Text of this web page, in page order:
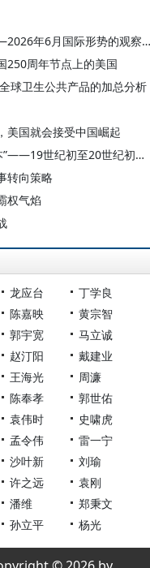
周力：变局中的世界秩序与中国方位——2026年6月国际形势的观察与思考
250周年节点上的美国
球卫生公共产品的加总分析
美国就会接受中国崛起
胡晔： 门罗主义：霸权主义的“恶劣范本”——19世纪初至20世纪初门罗主义的演变与实践
转向策略
权气焰
龙应台
丁学良
陈嘉映
黄宗智
郭宇宽
马立诚
赵汀阳
戴建业
王海光
周濂
陈奉孝
郭世佑
袁伟时
史啸虎
孟令伟
雷一宁
沙叶新
刘瑜
许之远
袁刚
潘维
郑秉文
孙立平 杨光